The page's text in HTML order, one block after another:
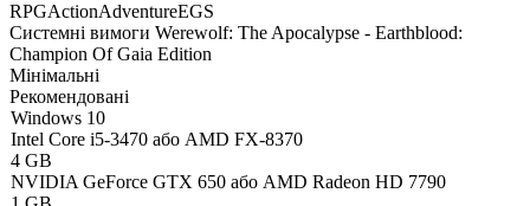
RPGActionAdventureEGS
Системні вимоги Werewolf: The Apocalypse - Earthblood:
Champion Of Gaia Edition
Мінімальні
Рекомендовані
Windows 10
Intel Core i5-3470 або AMD FX-8370
4 GB
NVIDIA GeForce GTX 650 або AMD Radeon HD 7790